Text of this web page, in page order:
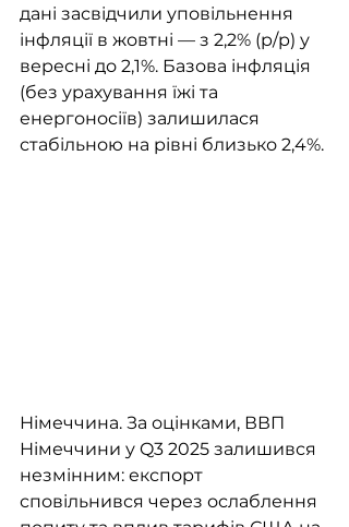
дані засвідчили уповільнення
інфляції в жовтні — з 2,2% (р/р) у
вересні до 2,1%. Базова інфляція
(без урахування їжі та
енергоносіїв) залишилася
стабільною на рівні близько 2,4%.
Німеччина. За оцінками, ВВП
Німеччини у Q3 2025 залишився
незмінним: експорт
сповільнився через ослаблення